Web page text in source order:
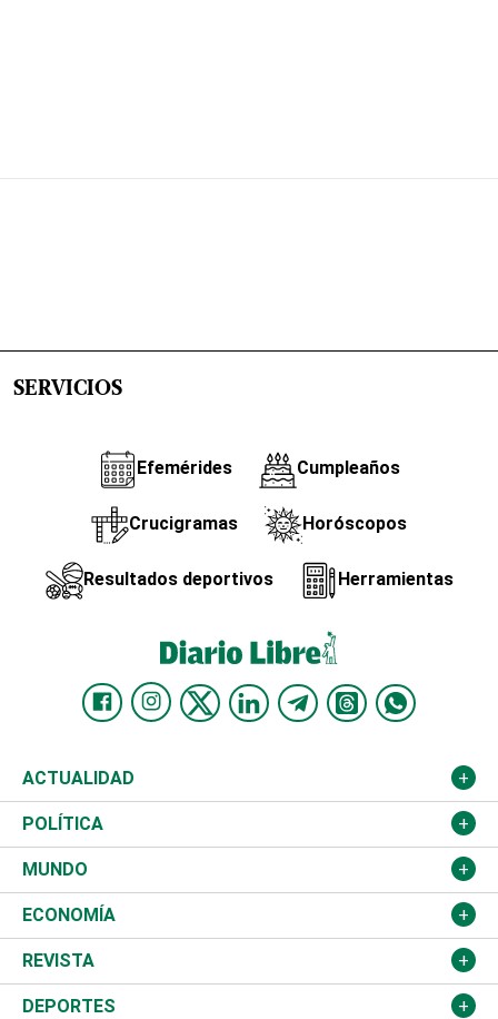
SERVICIOS
Efemérides Cumpleaños
Crucigramas Horóscopos
Resultados deportivos Herramientas
ACTUALIDAD
Nacional
Ciudad
Educación
Salud
Justicia
POLÍTICA
Partidos
JCE
TSE
Congreso Nacional
MUNDO
Estados Unidos
América Latina
Haití
ECONOMÍA
Finanzas
Turismo
REVISTA
Música
DEPORTES